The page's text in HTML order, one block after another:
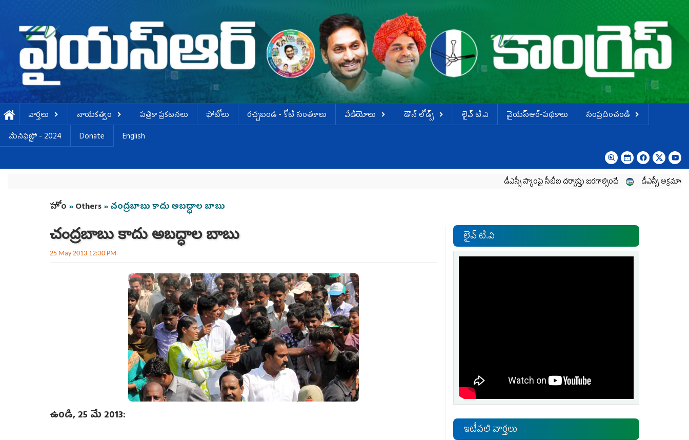
వార్తలు నాయకత్వం పత్రికా ప్రకటనలు ఫోటోలు ర‌చ్చ‌బండ‌ - కోటి సంత‌కాలు వీడియోలు డౌన్ లోడ్స్ లైవ్ టి.వి వైయస్ఆర్-పథకాలు
సంప్రదించండి
మేనిఫెస్టో - 2024
Donate English
డీఎస్సీ స్కాంపై సీబీఐ దర్యాప్తు జరగాల్సిందే డీఎస్సీ అక్రమాలపై పోరాటాన్ని
You are here
హోం »Others» చంద్రబాబు కాదు అబద్ధాల బాబు
చంద్రబాబు కాదు అబద్ధాల బాబు
25 May 2013 12:30 PM
ఉండి, 25 మే 2013:
లైవ్ టి.వి
ఇటీవలి వార్తలు